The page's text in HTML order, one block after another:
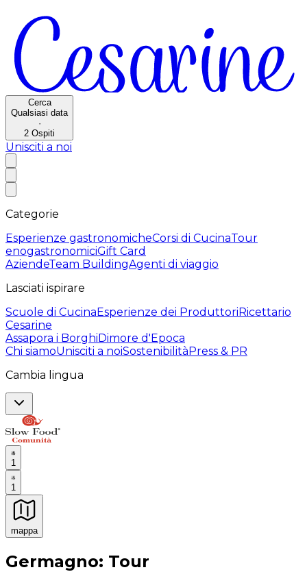
Cerca
Qualsiasi data
·
2 Ospiti
Unisciti a noi
Categorie
Esperienze gastronomicheCorsi di CucinaTour
enogastronomiciGift Card
AziendeTeam BuildingAgenti di viaggio
Lasciati ispirare
Scuole di CucinaEsperienze dei ProduttoriRicettario
Cesarine
Assapora i BorghiDimore d'Epoca
Chi siamoUnisciti a noiSostenibilitàPress & PR
Cambia lingua
1
1
mappa
Esperienze culinarie indimenticabili: Esperienze
Germagno: Tour